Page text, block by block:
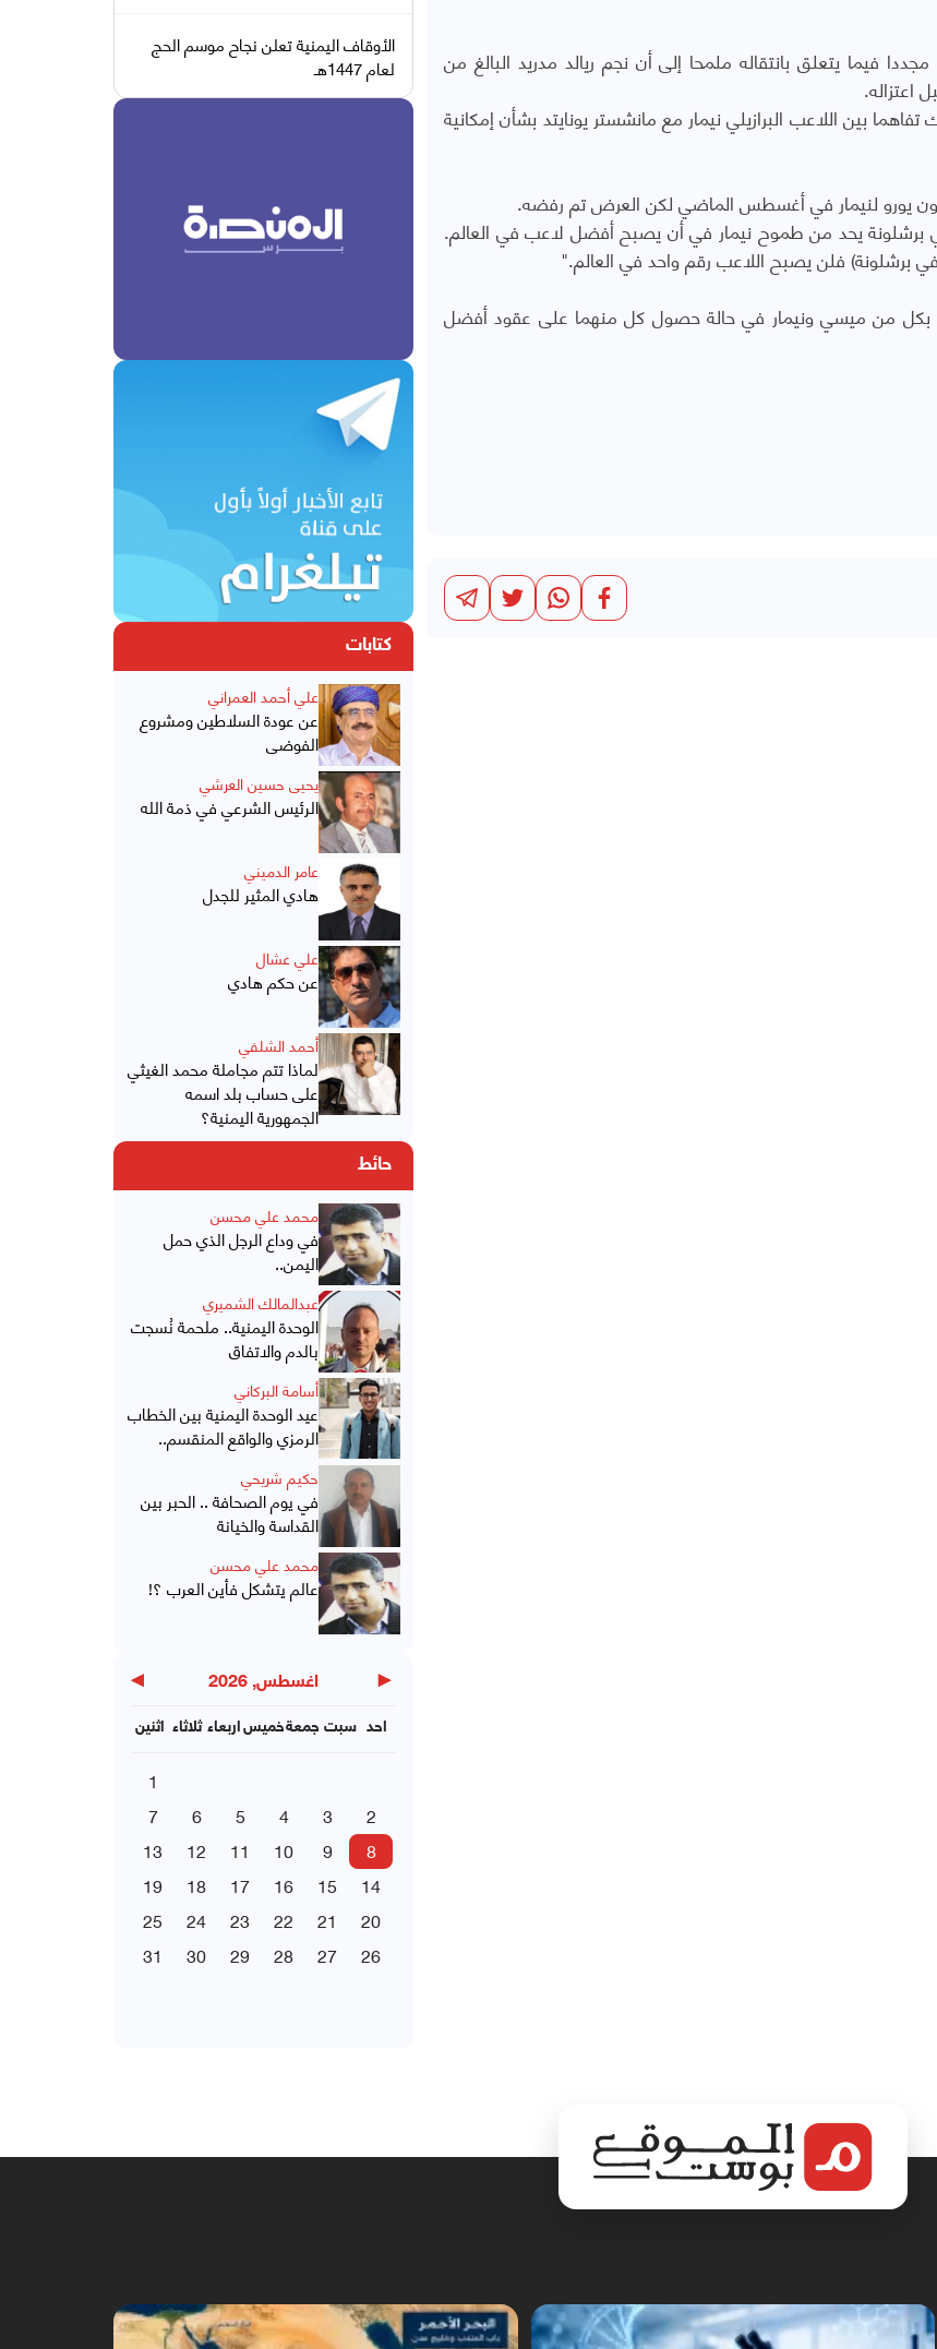
فيما يتعلق بانتقاله ملمحا إلى أن نجم ريالد مدريد البالغ من
بين اللاعب البرازيلي نيمار مع مانشستر يونايتد بشأن إمكانية
يحد من طموح نيمار في أن يصبح أفضل لاعب في العالم.
برشلونة) فلن يصبح اللاعب رقم واحد في العالم."
بكل من ميسي ونيمار في حالة حصول كل منهما على عقود أفضل
الأوقاف اليمنية تعلن نجاح موسم الحج
لعام 1447هـ
كتابات
علي أحمد العمراني
عن عودة السلاطين ومشروع
الفوضى
يحيى حسين العرشي
الرئيس الشرعي في ذمة الله
عامر الدميني
هادي المثير للجدل
علي عشال
عن حكم هادي
أحمد الشلفي
لماذا تتم مجاملة محمد الغيثي
على حساب بلد اسمه
الجمهورية اليمنية؟
حائط
محمد علي محسن
في وداع الرجل الذي حمل
اليمن..
عبدالمالك الشميري
الوحدة اليمنية.. ملحمة نُسجت
بالدم والاتفاق
أسامة البركاني
عيد الوحدة اليمنية بين الخطاب
الرمزي والواقع المنقسم..
حكيم شريحي
في يوم الصحافة .. الحبر بين
القداسة والخيانة
محمد علي محسن
عالم يتشكل فأين العرب ؟!
◀ اغسطس, 2026 ▶
اثنين ثلاثاء اربعاءخميسجمعة سبت احد
1
2
3
4
5
6
7
8
9
10
11
12
13
14
15
16
17
18
19
20
21
22
23
24
25
26
27
28
29
30
31